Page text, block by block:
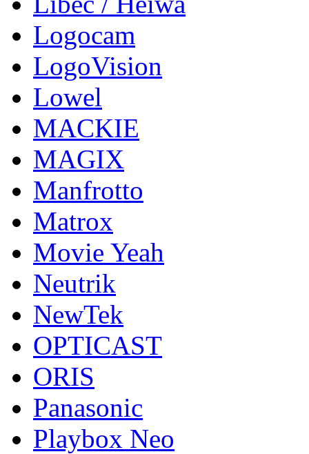
Logocam
LogoVision
Lowel
MACKIE
MAGIX
Manfrotto
Matrox
Movie Yeah
Neutrik
NewTek
OPTICAST
ORIS
Panasonic
Playbox Neo